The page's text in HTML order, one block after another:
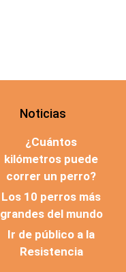
Noticias
¿Cuántos
kilómetros puede
correr un perro?
Los 10 perros más
grandes del mundo
Ir de público a la
Resistencia